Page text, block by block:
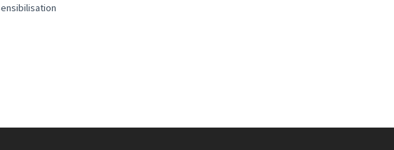
les résultats de la catégorie : Sensibilisation